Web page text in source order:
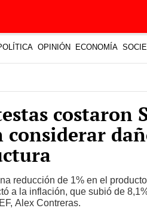
OPINIÓN ECONOMÍA
costaron
considerar
reducción de 1% en el
a la inflación, que subió de
Alex Contreras.